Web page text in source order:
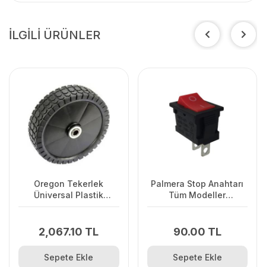
İLGİLİ ÜRÜNLER
Oregon Tekerlek
Üniversal Plastik
2,067.10 TL
Sepete Ekle
Palmera Stop Anahtarı
Tüm Modeller
90.00 TL
Sepete Ekle